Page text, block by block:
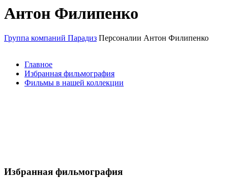
Антон Филипенко
Группа компаний Парадиз Персоналии Антон Филипенко
Главное
Избранная фильмография
Фильмы в нашей коллекции
Избранная фильмография